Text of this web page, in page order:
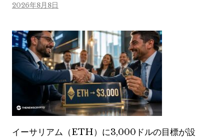
2026年8月8日
イーサリアム（ETH）に3,000ドルの目標が設